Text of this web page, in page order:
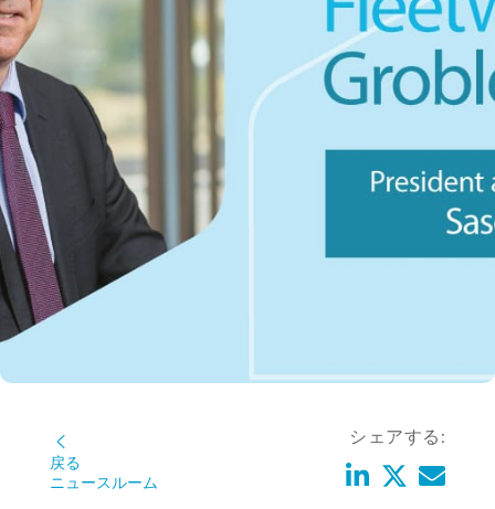
戻る
ニュースルーム
シェアする: